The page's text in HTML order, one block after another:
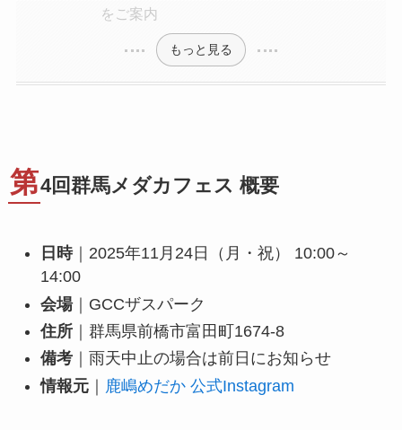
をご案内
もっと見る
第4回群馬メダカフェス 概要
日時｜2025年11月24日（月・祝） 10:00～
14:00
会場｜GCCザスパーク
住所｜群馬県前橋市富田町1674-8
備考｜雨天中止の場合は前日にお知らせ
情報元｜ 鹿嶋めだか 公式Instagram